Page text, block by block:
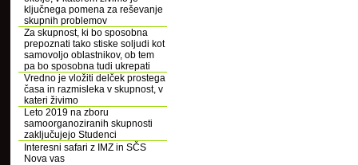
ključnega pomena za reševanje
skupnih problemov
Za skupnost, ki bo sposobna
prepoznati tako stiske soljudi kot
samovoljo oblastnikov, ob tem
pa bo sposobna tudi ukrepati
Vredno je vložiti delček prostega
časa in razmisleka v skupnost, v
kateri živimo
Leto 2019 na zboru
samoorganoziranih skupnosti
zaključujejo Studenci
Interesni safari z IMZ in SČS
Nova vas